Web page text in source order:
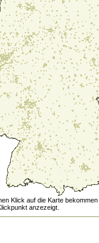
Klick auf die Karte
anzezeigt.